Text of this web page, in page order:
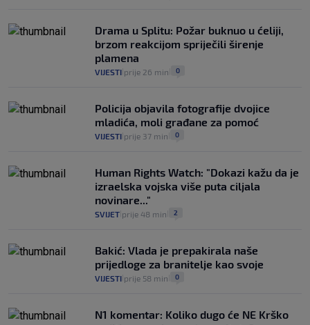
Drama u Splitu: Požar buknuo u ćeliji,
brzom reakcijom spriječili širenje
plamena
VIJESTI prije 26 min 0
Policija objavila fotografije dvojice
mladića, moli građane za pomoć
VIJESTI prije 37 min 0
Human Rights Watch: "Dokazi kažu da je
izraelska vojska više puta ciljala
novinare..."
SVIJET prije 48 min 2
Bakić: Vlada je prepakirala naše
prijedloge za branitelje kao svoje
VIJESTI prije 58 min 0
N1 komentar: Koliko dugo će NE Krško